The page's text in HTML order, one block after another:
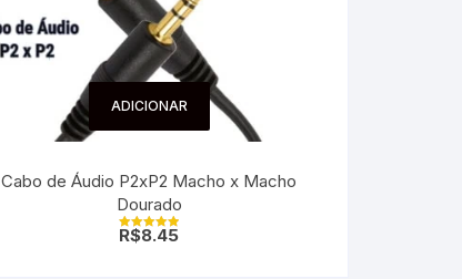
ADICIONAR
Cabo de Áudio P2xP2 Macho x Macho
Dourado
Avaliação
R$8.45